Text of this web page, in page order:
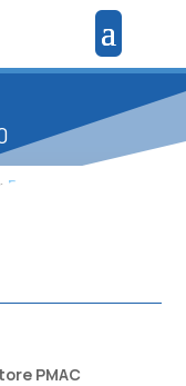
Prodotti
PMAC